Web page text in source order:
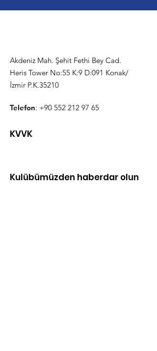
Akdeniz Mah. Şehit Fethi Bey Cad.
Heris Tower No:55 K:9 D:091 Konak/
İzmir P.K.35210
Telefon: +90 552 212 97 65
KVVK
Kulübümüzden haberdar olun